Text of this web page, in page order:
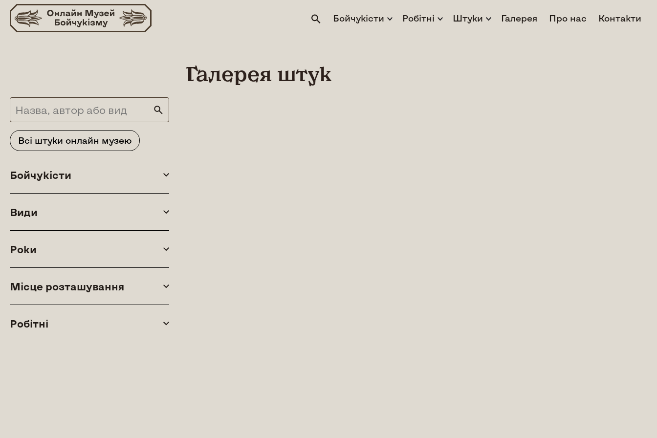
Skip
content
Бойчукісти Робітні Штуки Галерея Про нас Контакти
Всі штуки онлайн музею
Бойчукісти
Види
Роки
Місце розташування
Робітні
Галерея штук